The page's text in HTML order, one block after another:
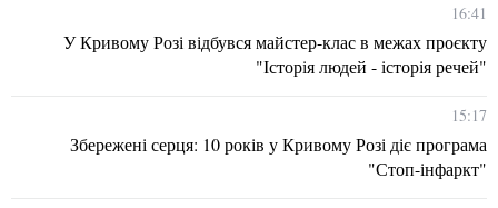
16:41
У Кривому Розі відбувся майстер-клас в межах проєкту
"Історія людей - історія речей"
15:17
Збережені серця: 10 років у Кривому Розі діє програма
"Стоп-інфаркт"